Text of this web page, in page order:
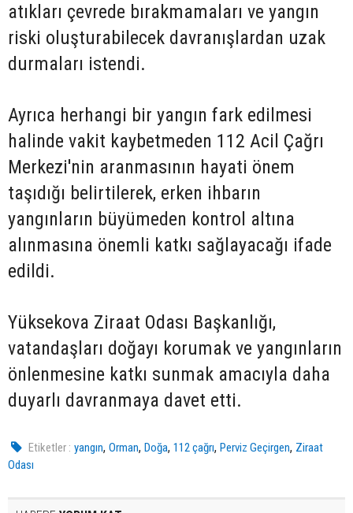
atıkları çevrede bırakmamaları ve yangın
riski oluşturabilecek davranışlardan uzak
durmaları istendi.
Ayrıca herhangi bir yangın fark edilmesi
halinde vakit kaybetmeden 112 Acil Çağrı
Merkezi'nin aranmasının hayati önem
taşıdığı belirtilerek, erken ihbarın
yangınların büyümeden kontrol altına
alınmasına önemli katkı sağlayacağı ifade
edildi.
Yüksekova Ziraat Odası Başkanlığı,
vatandaşları doğayı korumak ve yangınların
önlenmesine katkı sunmak amacıyla daha
duyarlı davranmaya davet etti.
Etiketler : yangın,Orman,Doğa,112 çağrı,Perviz Geçirgen, Ziraat
Odası